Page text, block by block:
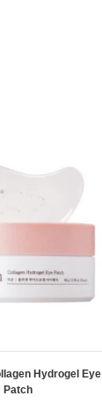
Hydrogel Eye
Patch